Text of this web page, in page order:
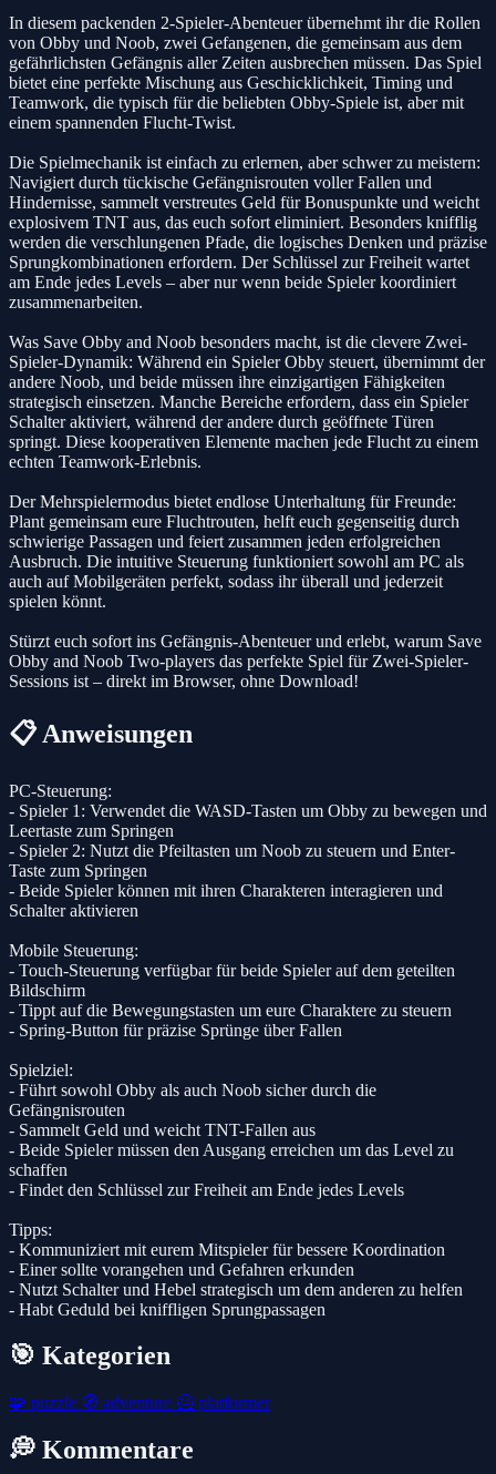
In diesem packenden 2-Spieler-Abenteuer übernehmt ihr die Rollen
von Obby und Noob, zwei Gefangenen, die gemeinsam aus dem
gefährlichsten Gefängnis aller Zeiten ausbrechen müssen. Das Spiel
bietet eine perfekte Mischung aus Geschicklichkeit, Timing und
Teamwork, die typisch für die beliebten Obby-Spiele ist, aber mit
einem spannenden Flucht-Twist.
Die Spielmechanik ist einfach zu erlernen, aber schwer zu meistern:
Navigiert durch tückische Gefängnisrouten voller Fallen und
Hindernisse, sammelt verstreutes Geld für Bonuspunkte und weicht
explosivem TNT aus, das euch sofort eliminiert. Besonders knifflig
werden die verschlungenen Pfade, die logisches Denken und präzise
Sprungkombinationen erfordern. Der Schlüssel zur Freiheit wartet
am Ende jedes Levels – aber nur wenn beide Spieler koordiniert
zusammenarbeiten.
Was Save Obby and Noob besonders macht, ist die clevere Zwei-
Spieler-Dynamik: Während ein Spieler Obby steuert, übernimmt der
andere Noob, und beide müssen ihre einzigartigen Fähigkeiten
strategisch einsetzen. Manche Bereiche erfordern, dass ein Spieler
Schalter aktiviert, während der andere durch geöffnete Türen
springt. Diese kooperativen Elemente machen jede Flucht zu einem
echten Teamwork-Erlebnis.
Der Mehrspielermodus bietet endlose Unterhaltung für Freunde:
Plant gemeinsam eure Fluchtrouten, helft euch gegenseitig durch
schwierige Passagen und feiert zusammen jeden erfolgreichen
Ausbruch. Die intuitive Steuerung funktioniert sowohl am PC als
auch auf Mobilgeräten perfekt, sodass ihr überall und jederzeit
spielen könnt.
Stürzt euch sofort ins Gefängnis-Abenteuer und erlebt, warum Save
Obby and Noob Two-players das perfekte Spiel für Zwei-Spieler-
Sessions ist – direkt im Browser, ohne Download!
📋 Anweisungen
PC-Steuerung:
- Spieler 1: Verwendet die WASD-Tasten um Obby zu bewegen und
Leertaste zum Springen
- Spieler 2: Nutzt die Pfeiltasten um Noob zu steuern und Enter-
Taste zum Springen
- Beide Spieler können mit ihren Charakteren interagieren und
Schalter aktivieren
Mobile Steuerung:
- Touch-Steuerung verfügbar für beide Spieler auf dem geteilten
Bildschirm
- Tippt auf die Bewegungstasten um eure Charaktere zu steuern
- Spring-Button für präzise Sprünge über Fallen
Spielziel:
- Führt sowohl Obby als auch Noob sicher durch die
Gefängnisrouten
- Sammelt Geld und weicht TNT-Fallen aus
- Beide Spieler müssen den Ausgang erreichen um das Level zu
schaffen
- Findet den Schlüssel zur Freiheit am Ende jedes Levels
Tipps:
- Kommuniziert mit eurem Mitspieler für bessere Koordination
- Einer sollte vorangehen und Gefahren erkunden
- Nutzt Schalter und Hebel strategisch um dem anderen zu helfen
- Habt Geduld bei kniffligen Sprungpassagen
🎯 Kategorien
🧩 puzzle 🧭 adventure 🦸 platformer
💭 Kommentare